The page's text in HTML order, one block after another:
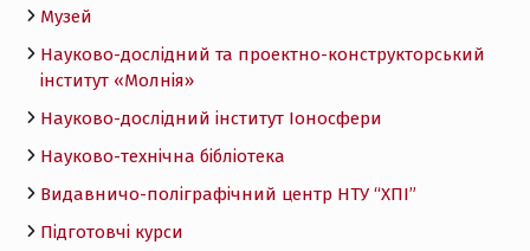
Музей
Науково-дослідний та проектно-конструкторський
інститут «Молнія»
Науково-дослідний інститут Іоносфери
Науково-технічна бібліотека
Видавничо-поліграфічний центр НТУ “ХПІ”
Підготовчі курси